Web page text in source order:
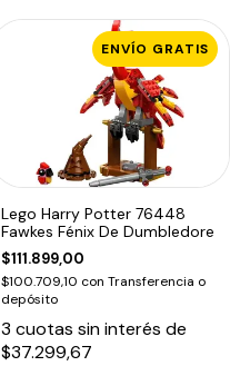
ENVÍO GRATIS
Lego Harry Potter 76448
Fawkes Fénix De Dumbledore
$111.899,00
$100.709,10 con Transferencia o
depósito
3 cuotas sin interés de
$37.299,67